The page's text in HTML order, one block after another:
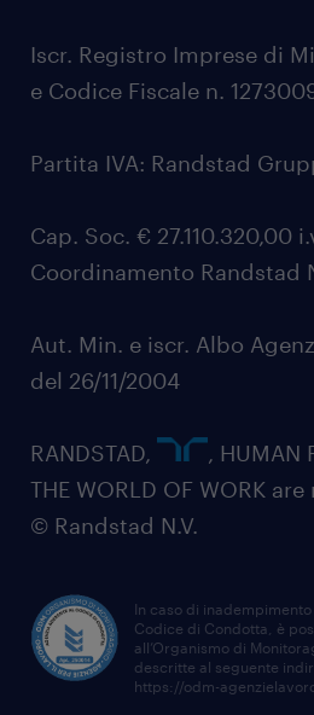
Iscr. Registro Imprese di
e Codice Fiscale n.
Partita IVA: Randstad
Cap. Soc. € 27.110.320,00
Coordinamento Randstad
Aut. Min. e iscr. Albo
del 26/11/2004
RANDSTAD,
, HUMAN
THE WORLD OF WORK
© Randstad N.V.
In caso di
Codice di Condotta, è
all’Organismo di
descritte al seguente
https://odm-